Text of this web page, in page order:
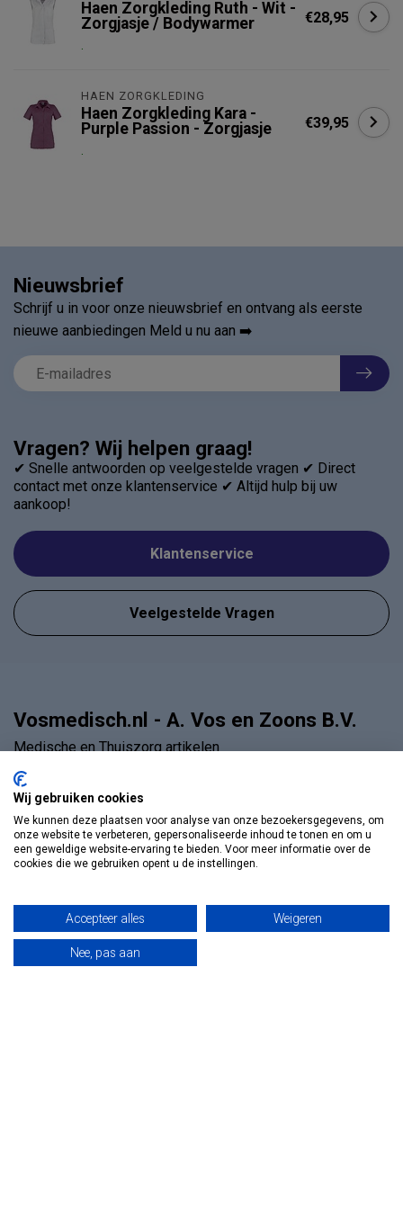
Haen Zorgkleding Ruth - Wit -
Zorgjasje / Bodywarmer
.
€28,95
HAEN ZORGKLEDING
Haen Zorgkleding Kara -
Purple Passion - Zorgjasje
.
€39,95
Vragen? Wij helpen graag!
✔ Snelle antwoorden op veelgestelde vragen ✔ Direct
contact met onze klantenservice ✔ Altijd hulp bij uw
aankoop!
Klantenservice
Veelgestelde Vragen
Nieuwsbrief
Schrijf u in voor onze nieuwsbrief en ontvang als eerste
nieuwe aanbiedingen Meld u nu aan ➡️
Vosmedisch.nl - A. Vos en Zoons B.V.
Medische en Thuiszorg artikelen
Industrieweg 45
1115 AD Duivendrecht
Nederland - Bezoek alléén op afspraak
info@vosmedisch.nl
Wij gebruiken cookies
We kunnen deze plaatsen voor analyse van onze bezoekersgegevens, om
onze website te verbeteren, gepersonaliseerde inhoud te tonen en om u
een geweldige website-ervaring te bieden. Voor meer informatie over de
cookies die we gebruiken opent u de instellingen.
Accepteer alles Weigeren
Nee, pas aan